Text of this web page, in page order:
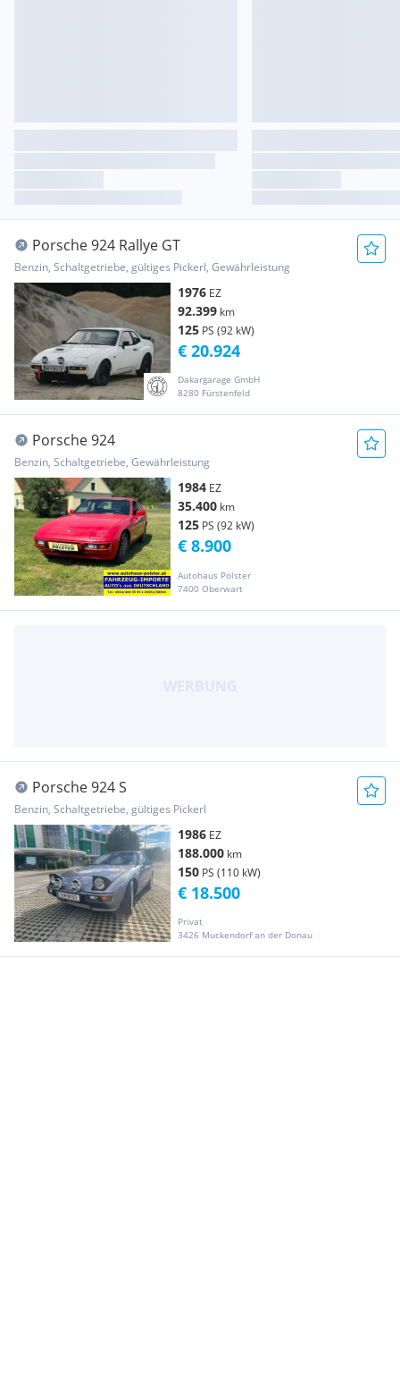
Porsche 924 Rallye GT
Benzin, Schaltgetriebe, gültiges Pickerl, Gewährleistung
1976 EZ
92.399 km
125 PS (92 kW)
Dakargarage GmbH
8280 Fürstenfeld
€ 20.924
Porsche 924
Benzin, Schaltgetriebe, Gewährleistung
1984 EZ
35.400 km
125 PS (92 kW)
Autohaus Polster
7400 Oberwart
€ 8.900
Porsche 924 S
Benzin, Schaltgetriebe, gültiges Pickerl
1986 EZ
188.000 km
150 PS (110 kW)
Privat
3426 Muckendorf an der Donau
€ 18.500